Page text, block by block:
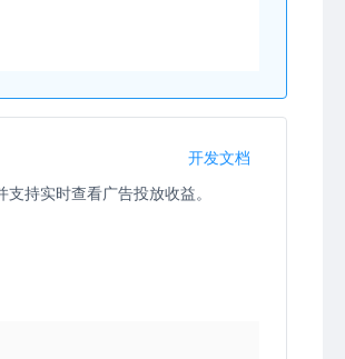
开发文档
持实时查看广告投放收益。